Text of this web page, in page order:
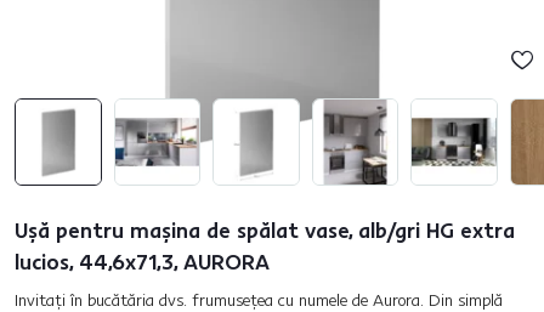
Uşă pentru maşina de spălat vase, alb/gri HG extra
lucios, 44,6x71,3, AURORA
Invitaţi în bucătăria dvs. frumuseţea cu numele de Aurora. Din simplă